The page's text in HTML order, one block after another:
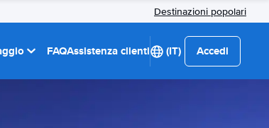
Destinazioni popolari
FAQAssistenza clienti (IT) Accedi